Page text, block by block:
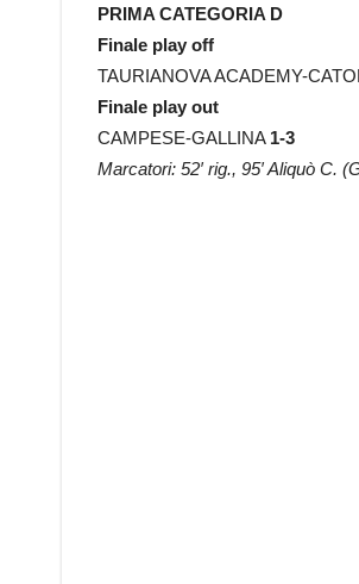
PRIMA CATEGORIA D
Finale play off
TAURIANOVA ACADEMY-
Finale play out
CAMPESE-GALLINA 1-3
Marcatori: 52′ rig., 95′ Aliquò C.